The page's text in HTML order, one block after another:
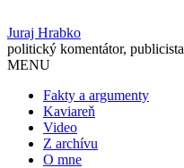
Juraj Hrabko
politický komentátor, publicista
MENU
Fakty a argumenty
Kaviareň
Video
Z archívu
O mne